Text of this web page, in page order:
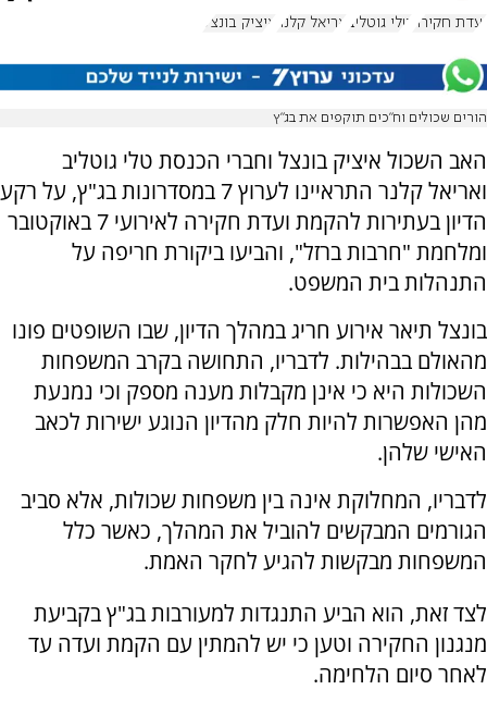
ועדת חקירה טלי גוטליב אריאל קלנר איציק בונצל
הורים שכולים וח"כים תוקפים את בג"ץ
האב השכול איציק בונצל וחברי הכנסת טלי גוטליב
ואריאל קלנר התראיינו לערוץ 7 במסדרונות בג"ץ, על רקע
הדיון בעתירות להקמת ועדת חקירה לאירועי 7 באוקטובר
ומלחמת "חרבות ברזל", והביעו ביקורת חריפה על
התנהלות בית המשפט.
בונצל תיאר אירוע חריג במהלך הדיון, שבו השופטים פונו
מהאולם בבהילות. לדבריו, התחושה בקרב המשפחות
השכולות היא כי אינן מקבלות מענה מספק וכי נמנעת
מהן האפשרות להיות חלק מהדיון הנוגע ישירות לכאב
האישי שלהן.
לדבריו, המחלוקת אינה בין משפחות שכולות, אלא סביב
הגורמים המבקשים להוביל את המהלך, כאשר כלל
המשפחות מבקשות להגיע לחקר האמת.
לצד זאת, הוא הביע התנגדות למעורבות בג"ץ בקביעת
מנגנון החקירה וטען כי יש להמתין עם הקמת ועדה עד
לאחר סיום הלחימה.